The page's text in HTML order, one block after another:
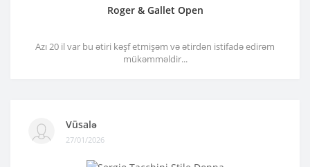
Roger & Gallet Open
Azı 20 il var bu ətiri kəşf etmişəm və ətirdən istifadə edirəm
mükəmməldir...
Vüsalə
27/01/2026